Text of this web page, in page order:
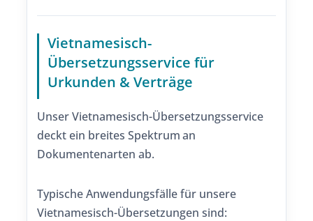
Vietnamesisch-
Übersetzungsservice für
Urkunden & Verträge
Unser Vietnamesisch-Übersetzungsservice
deckt ein breites Spektrum an
Dokumentenarten ab.
Typische Anwendungsfälle für unsere
Vietnamesisch-Übersetzungen sind: